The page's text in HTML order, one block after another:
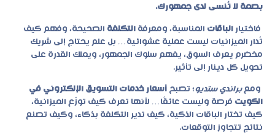
بصمة لا تُنسى لدى جمهورك.
فاختيار الباقات المناسبة، ومعرفة التكلفة الصحيحة، وفهم كيف
تُدار الميزانيات ليست عملية عشوائية… بل علم يحتاج إلى شريك
مخضرم يعرف السوق، يفهم سلوك الجمهور، ويملك القدرة على
تحويل كل دينار إلى تأثير.
ومعبراندي ستديو؛ تصبح أسعار خدمات التسويق الإلكتروني في
الكويت فرصة وليست عائقًا… لأنها تعرف كيف توزّع الميزانية،
كيف تختار الباقات الذكية، كيف تدير التكلفة بذكاء، وكيف تصنع
نتائج تتجاوز التوقعات.